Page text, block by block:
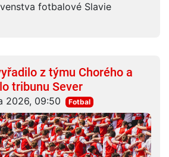
fotbalové Slavie
z týmu Chorého a
tribunu Sever
2026, 09:50 Fotbal